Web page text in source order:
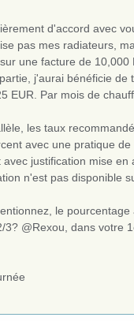
d'accord avec
pas mes radiateurs,
une facture de
j'aurai bénéficie
EUR. Par mois de
les taux
avec une pratique
justification mise
n'est pas disponible
le
3? @Rexou, dans votre